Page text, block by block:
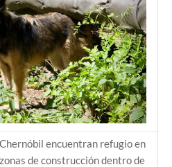
Chernóbil encuentran refugio en
de construcción dentro de